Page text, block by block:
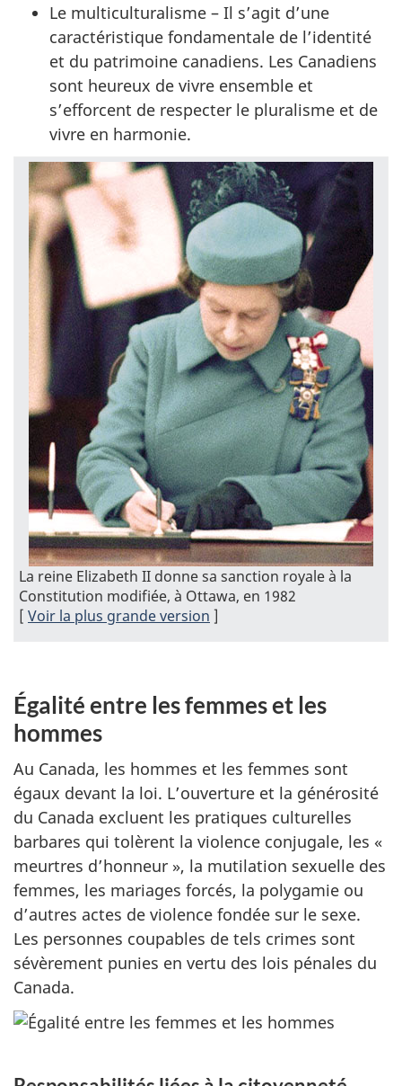
Le multiculturalisme – Il s’agit d’une
caractéristique fondamentale de l’identité
et du patrimoine canadiens. Les Canadiens
sont heureux de vivre ensemble et
s’efforcent de respecter le pluralisme et de
vivre en harmonie.
La reine Elizabeth II donne sa sanction royale à la
Constitution modifiée, à Ottawa, en 1982
[ Voir la plus grande version ]
Égalité entre les femmes et les
hommes
Au Canada, les hommes et les femmes sont
égaux devant la loi. L’ouverture et la générosité
du Canada excluent les pratiques culturelles
barbares qui tolèrent la violence conjugale, les «
meurtres d’honneur », la mutilation sexuelle des
femmes, les mariages forcés, la polygamie ou
d’autres actes de violence fondée sur le sexe.
Les personnes coupables de tels crimes sont
sévèrement punies en vertu des lois pénales du
Canada.